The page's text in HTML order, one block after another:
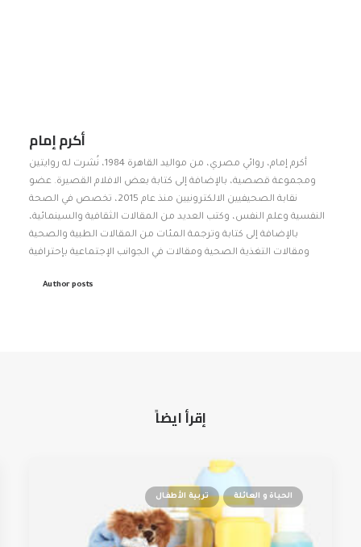
أكرم إمام
أكرم إمام، روائي مصري، من مواليد القاهرة 1984، نُشرت له روايتين
ومجموعة قصصية، بالإضافة إلى كتابة بعض الافلام القصيرة. عضو
نقابة الصحيفيين الالكترونيين منذ عام 2015، تخصص في الصحة
النفسية وعلم النفس، وكتب العديد من المقالات الثقافية والسينمائية،
بالإضافة إلى كتابة وترجمة المئات من المقالات الطبية والصحية
ومقالات التغذية الصحية ومقالات في الجوانب الإجتماعية بإحترافية
Author posts
إقرأ ايضاً
الحياة و العائلة تربية الأطفال